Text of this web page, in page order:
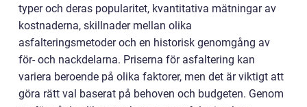
typer och deras popularitet, kvantitativa mätningar av
kostnaderna, skillnader mellan olika
asfalteringsmetoder och en historisk genomgång av
för- och nackdelarna. Priserna för asfaltering kan
variera beroende på olika faktorer, men det är viktigt att
göra rätt val baserat på behoven och budgeten. Genom